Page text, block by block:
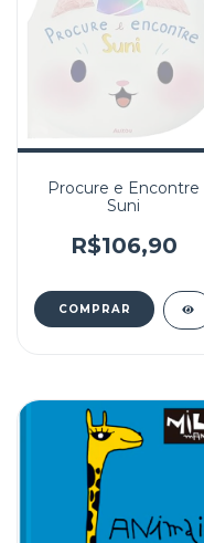
Procure e Encontre
Suni
R$106,90